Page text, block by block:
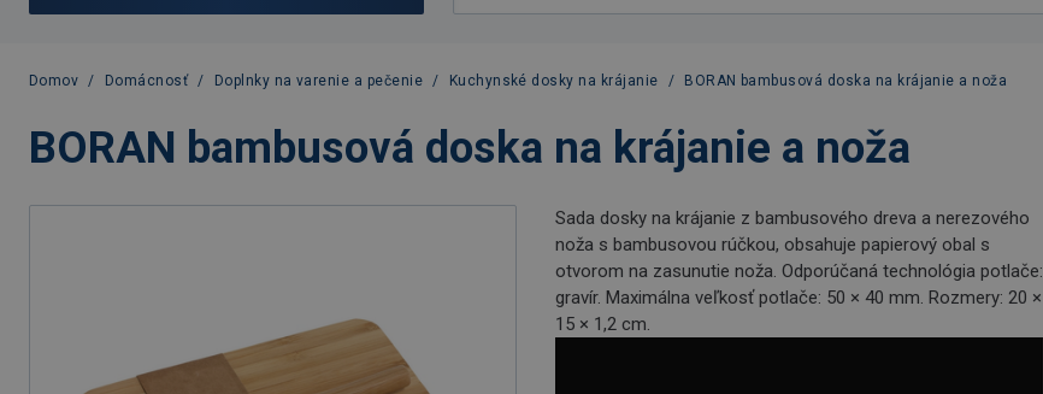
Domov / Domácnosť / Doplnky na varenie a pečenie / Kuchynské dosky na krájanie / BORAN bambusová doska na krájanie a noža
BORAN bambusová doska na krájanie a noža
Sada dosky na krájanie z bambusového dreva a nerezového
noža s bambusovou rúčkou, obsahuje papierový obal s
otvorom na zasunutie noža. Odporúčaná technológia potlače:
gravír. Maximálna veľkosť potlače: 50 × 40 mm. Rozmery: 20 ×
15 × 1,2 cm.